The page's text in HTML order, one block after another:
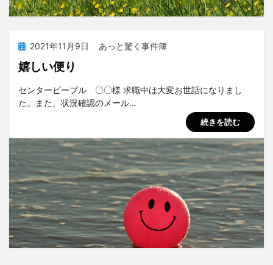
投
稿
日:
2021年11月9日 あっと驚く事件簿
嬉しい便り
投稿者tsuchiya
センターピープル 〇〇様 求職中は大変お世話になりまし
た。また、状況確認のメール…
続きを読む